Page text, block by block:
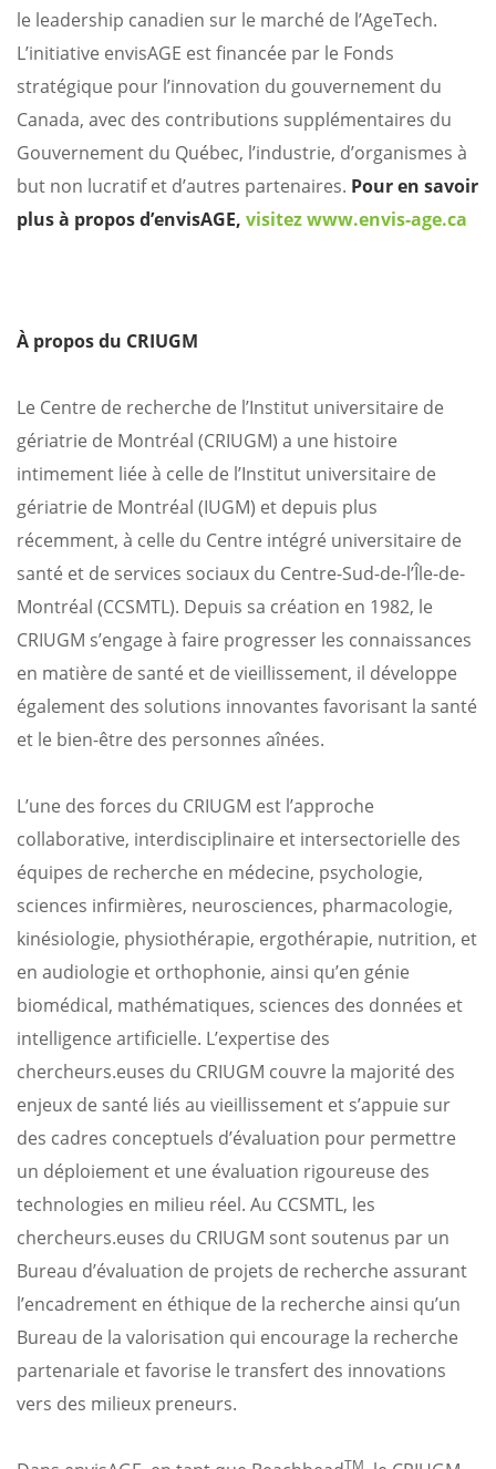
le leadership canadien sur le marché de l’AgeTech.
L’initiative envisAGE est financée par le Fonds
stratégique pour l’innovation du gouvernement du
Canada, avec des contributions supplémentaires du
Gouvernement du Québec, l’industrie, d’organismes à
but non lucratif et d’autres partenaires. Pour en savoir
plus à propos d’envisAGE, visitez www.envis-age.ca
À propos du CRIUGM
Le Centre de recherche de l’Institut universitaire de
gériatrie de Montréal (CRIUGM) a une histoire
intimement liée à celle de l’Institut universitaire de
gériatrie de Montréal (IUGM) et depuis plus
récemment, à celle du Centre intégré universitaire de
santé et de services sociaux du Centre-Sud-de-l’Île-de-
Montréal (CCSMTL). Depuis sa création en 1982, le
CRIUGM s’engage à faire progresser les connaissances
en matière de santé et de vieillissement, il développe
également des solutions innovantes favorisant la santé
et le bien-être des personnes aînées.
L’une des forces du CRIUGM est l’approche
collaborative, interdisciplinaire et intersectorielle des
équipes de recherche en médecine, psychologie,
sciences infirmières, neurosciences, pharmacologie,
kinésiologie, physiothérapie, ergothérapie, nutrition, et
en audiologie et orthophonie, ainsi qu’en génie
biomédical, mathématiques, sciences des données et
intelligence artificielle. L’expertise des
chercheurs.euses du CRIUGM couvre la majorité des
enjeux de santé liés au vieillissement et s’appuie sur
des cadres conceptuels d’évaluation pour permettre
un déploiement et une évaluation rigoureuse des
technologies en milieu réel. Au CCSMTL, les
chercheurs.euses du CRIUGM sont soutenus par un
Bureau d’évaluation de projets de recherche assurant
l’encadrement en éthique de la recherche ainsi qu’un
Bureau de la valorisation qui encourage la recherche
partenariale et favorise le transfert des innovations
vers des milieux preneurs.